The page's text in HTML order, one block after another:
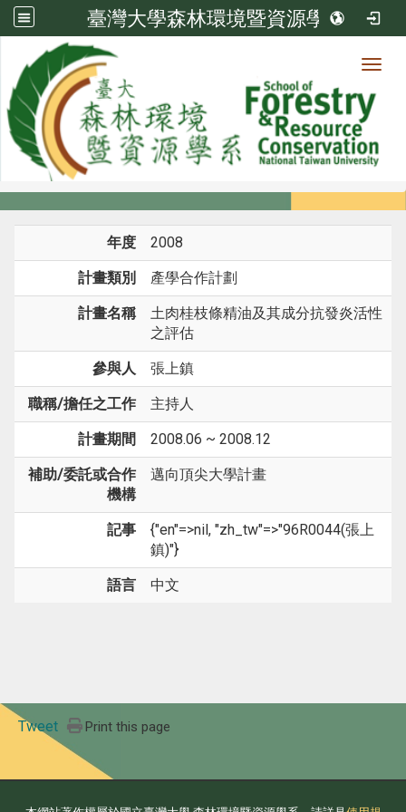
臺灣大學森林環境暨資源學系
系所成員
系所成員
年度 2008
計畫類別 產學合作計劃
計畫名稱
土肉桂枝條精油及其成分抗發炎活性
之評估
參與人 張上鎮
職稱/擔任之工作 主持人
計畫期間 2008.06 ~ 2008.12
補助/委託或合作
機構
邁向頂尖大學計畫
記事
{"en"=>nil, "zh_tw"=>"96R0044(張上
鎮)"}
語言 中文
Tweet Print this page